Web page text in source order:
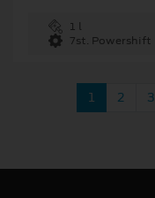
1 l
7st. Powershift
1 2 3